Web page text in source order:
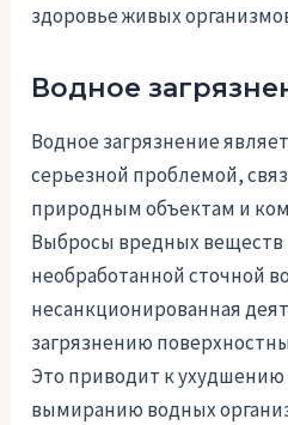
здоровье живых
Водное
Водное загрязнение
серьезной проблемой,
природным объектам и
Выбросы вредных веществ
необработанной сточной
несанкционированная
загрязнению
Это приводит к ухудшению
вымиранию водных